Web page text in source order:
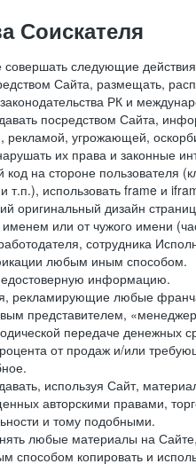
Соискателя
совершать следующие
Сайта, размещать,
РК и
посредством Сайта,
рекламой, угрожающей,
их права и законные
на стороне пользователя
т.п.), использовать frame и
оригинальный дизайн
или от чужого имени
сотрудника
любым иным способом.
информацию.
рекламирующие любые
представителем,
передаче
от продаж и/или
используя Сайт,
авторскими правами,
и тому подобными.
любые материалы на
способом копировать и